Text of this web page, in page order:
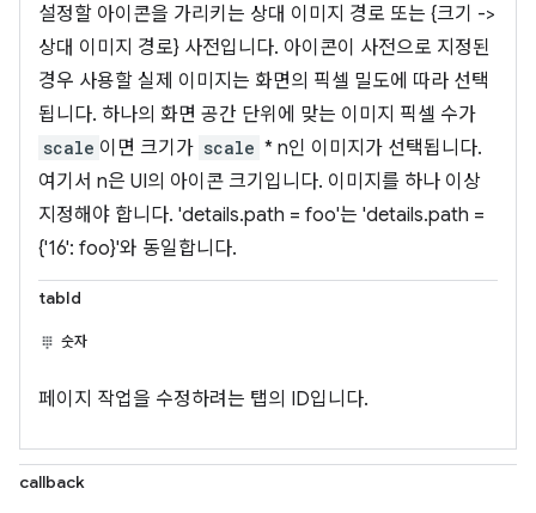
설정할 아이콘을 가리키는 상대 이미지 경로 또는 {크기 ->
상대 이미지 경로} 사전입니다. 아이콘이 사전으로 지정된
경우 사용할 실제 이미지는 화면의 픽셀 밀도에 따라 선택
됩니다. 하나의 화면 공간 단위에 맞는 이미지 픽셀 수가
scale 이면 크기가 scale * n인 이미지가 선택됩니다.
여기서 n은 UI의 아이콘 크기입니다. 이미지를 하나 이상
지정해야 합니다. 'details.path = foo'는 'details.path =
{'16': foo}'와 동일합니다.
tabId
숫자
페이지 작업을 수정하려는 탭의 ID입니다.
callback